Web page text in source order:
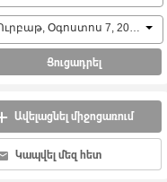
Ուրբաթ, Օգոստոս 7, 2026
Ցուցադրել
Ավելացնել միջոցառում
Կապվել մեզ հետ